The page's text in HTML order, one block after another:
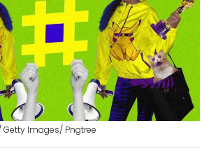
Getty Images/ Pngtree